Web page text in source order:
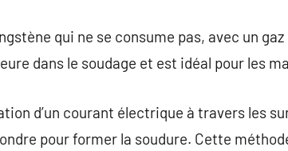
qui ne se consume pas, avec un
dans le soudage et est idéal pour les
d’un courant électrique à travers les
pour former la soudure. Cette